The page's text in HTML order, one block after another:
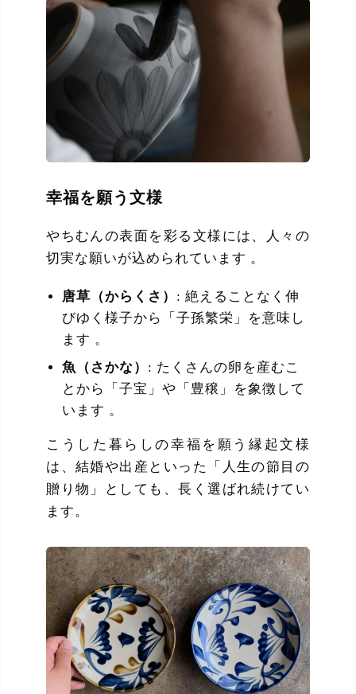
幸福を願う文様
やちむんの表面を彩る文様には、人々の
切実な願いが込められています 。
唐草（からくさ） : 絶えることなく伸
びゆく様子から「子孫繁栄」を意味し
ます 。
魚（さかな） : たくさんの卵を産むこ
とから「子宝」や「豊穣」を象徴して
います 。
こうした暮らしの幸福を願う縁起文様
は、結婚や出産といった「人生の節目の
贈り物」としても、長く選ばれ続けてい
ます。